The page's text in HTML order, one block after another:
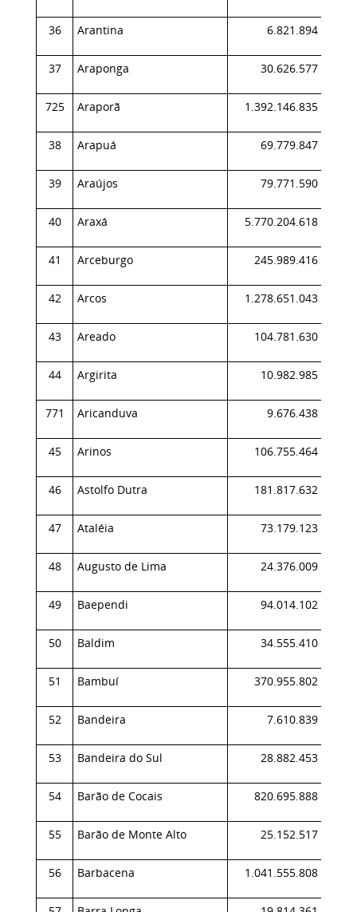
36 Arantina 6.821.894
37 Araponga 30.626.577
725 Araporã 1.392.146.835
38 Arapuá 69.779.847
39 Araújos 79.771.590
40 Araxá 5.770.204.618
41 Arceburgo 245.989.416
42 Arcos 1.278.651.043
43 Areado 104.781.630
44 Argirita 10.982.985
771 Aricanduva 9.676.438
45 Arinos 106.755.464
46 Astolfo Dutra 181.817.632
47 Ataléia 73.179.123
48 Augusto de Lima 24.376.009
49 Baependi 94.014.102
50 Baldim 34.555.410
51 Bambuí 370.955.802
52 Bandeira 7.610.839
53 Bandeira do Sul 28.882.453
54 Barão de Cocais 820.695.888
55 Barão de Monte Alto 25.152.517
56 Barbacena 1.041.555.808